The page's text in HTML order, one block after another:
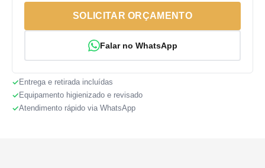
SOLICITAR ORÇAMENTO
Falar no WhatsApp
Entrega e retirada incluídas
Equipamento higienizado e revisado
Atendimento rápido via WhatsApp